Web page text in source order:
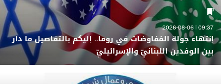
09:37 | 2026-08-06
إنتهاء جولة المُفاوضات في روما.. إليكم بالتفاصيل ما دار
بين الوفدين اللبنانيّ والإسرائيليّ